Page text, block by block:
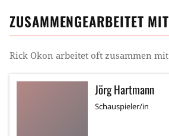
ZUSAMMENGEARBEITET MIT
Rick Okon arbeitet oft zusammen mit
Jörg Hartmann
Schauspieler/in